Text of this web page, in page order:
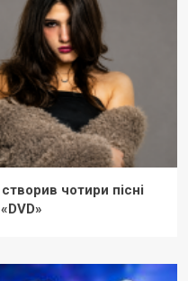
чотири пісні